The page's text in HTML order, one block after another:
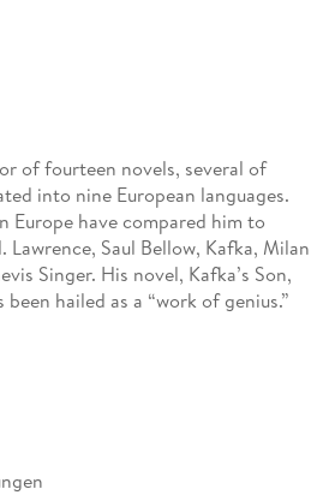
of fourteen novels, several of
into nine European languages.
Europe have compared him to
Saul Bellow, Kafka, Milan
Singer. His novel, Kafka’s Son,
hailed as a “work of genius.”